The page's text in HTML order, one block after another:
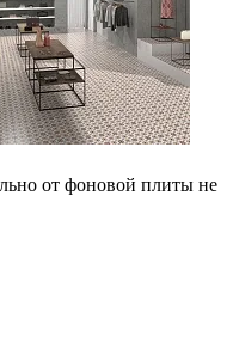
от фоновой плиты не